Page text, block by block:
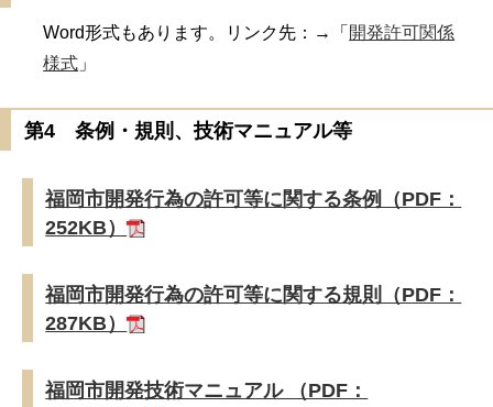
Word形式もあります。リンク先：→「 開発許可関係
様式 」
第4 条例・規則、技術マニュアル等
福岡市開発行為の許可等に関する条例（PDF：
252KB）
福岡市開発行為の許可等に関する規則（PDF：
287KB）
福岡市開発技術マニュアル （PDF：